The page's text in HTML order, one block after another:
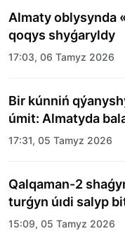
Almaty oblysynda
qoqys shyǵaryldy
17:03, 06 Tamyz 2026
Bir kúnniń
úmit: Almatyda
merekelik kún
17:31, 05 Tamyz 2026
Qalqaman-2
turǵyn úıdi salyp
15:09, 05 Tamyz 2026